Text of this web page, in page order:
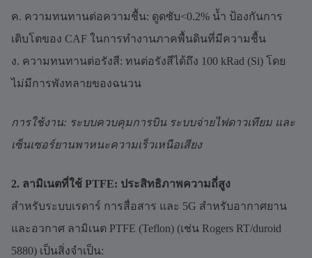
ค. ความทนทานต่อความชื้น: ดูดซับ<0.2% น้ำ ป้องกันการ
เติบโตของ CAF ในการทำงานภาคพื้นดินที่มีความชื้น
ง. ความทนทานต่อรังสี: ทนต่อรังสีได้ถึง 100 kRad (Si) โดย
ไม่มีการพังทลายของฉนวน
การใช้งาน: ระบบควบคุมการบิน ระบบจ่ายไฟดาวเทียม และ
เซ็นเซอร์ยานพาหนะความเร็วเหนือเสียง
2. ลามิเนตที่ใช้ PTFE: ประสิทธิภาพความถี่สูง
สำหรับระบบเรดาร์ การสื่อสาร และ 5G สำหรับอากาศยาน
และอวกาศ ลามิเนต PTFE (Teflon) (เช่น Rogers RT/duroid
5880) เป็นสิ่งจำเป็น: